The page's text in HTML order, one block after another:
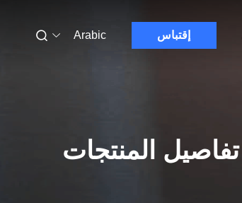
إقتباس Arabic
تفاصيل المنتجات